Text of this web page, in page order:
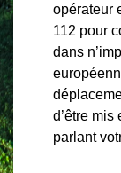
opérateur
112 pour
dans
d’être
parlant